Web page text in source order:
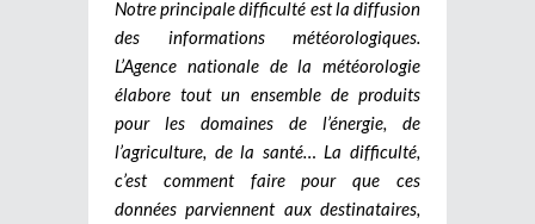
Notre principale difficulté est la diffusion
des informations météorologiques.
L’Agence nationale de la météorologie
élabore tout un ensemble de produits
pour les domaines de l’énergie, de
l’agriculture, de la santé… La difficulté,
c’est comment faire pour que ces
données parviennent aux destinataires,